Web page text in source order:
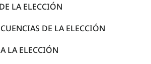
LA ELECCIÓN
DE LA ELECCIÓN
LA ELECCIÓN